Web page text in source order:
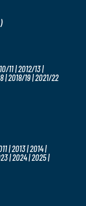
11 | 2012/13 |
| 2018/19 | 2021/22
| 2013 | 2014 |
| 2024 | 2025 |